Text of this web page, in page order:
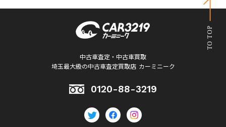
中古車査定・中古車買取
埼玉最大級の中古車査定買取店 カーミニーク
0120-88-3219